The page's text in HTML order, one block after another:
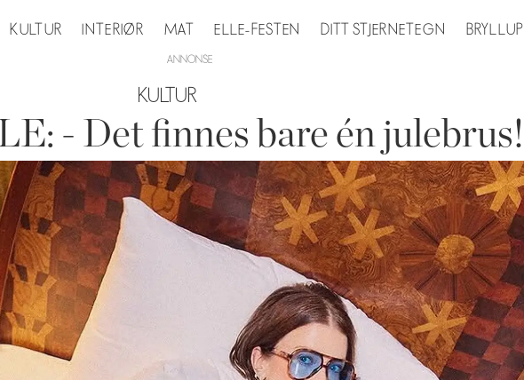
KULTUR INTERIØR MAT ELLE-FESTEN DITT STJERNETEGN BRYLLUP
KULTUR
- Det finnes bare én julebrus!